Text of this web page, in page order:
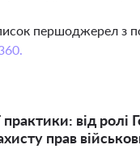
першоджерел з
від ролі
прав